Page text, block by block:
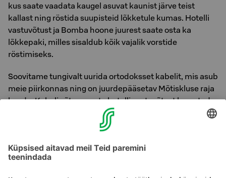
kus saate vaadata kaugel asuvat kaunist järve teist
kallast ning röstida suupisteid lõkketule kumas. Hotelli
vastuvõtust ja Bomba hoone juurest saate osta ka
lõkkepaki, milles sisaldub kõik vajalik vorstide
röstimiseks.
Soovitame tungivalt uurida ortodoksset kabelit, mis asub
meie piirkonnas ning on juurdepääsetav Mõtiskluse raja
kaudu. Kabeli võtme saate hotelli vastuvõtust laenutada.
Vastupidiselt õue-tegevustele saate mängida biljardit
või treenida meie hotelli jõusaalis. Peasaalist leiate ka
lauamänge ühiste mänguhetkede jaoks. Lisaks saate
broneerida Glimmer Bomba teenuseid, näiteks kogu